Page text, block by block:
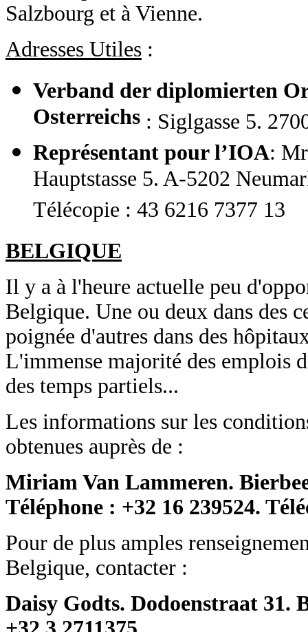
Salzbourg et à Vienne.
Adresses Utiles :
Verband der diplomierten
Osterreichs : Siglgasse 5.
Représentant pour l’IOA:
Hauptstasse 5. A-5202
Télécopie : 43 6216 7377 13
BELGIQUE
Il y a à l'heure actuelle peu
Belgique. Une ou deux dans des
poignée d'autres dans des
L'immense majorité des emplois
des temps partiels...
Les informations sur les
obtenues auprès de :
Miriam Van Lammeren.
Téléphone : +32 16 239524.
Pour de plus amples
Belgique, contacter :
Daisy Godts. Dodoenstraat 31.